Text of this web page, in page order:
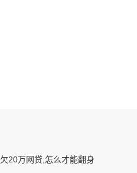
欠20万网贷,怎么才能翻身